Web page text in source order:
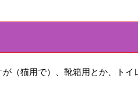
（猫用で）、靴箱用とか、ト